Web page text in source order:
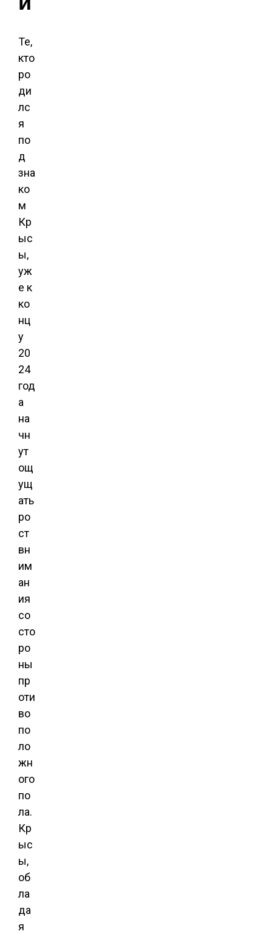
Те,
кто
ро
ди
лс
я
по
д
зна
ко
м
Кр
ыс
ы,
уж
е к
ко
нц
у
20
24
год
а
на
чн
ут
ощ
ущ
ать
ро
ст
вн
им
ан
ия
со
сто
ро
ны
пр
оти
во
по
ло
жн
ого
по
ла.
Кр
ыс
ы,
об
ла
да
я